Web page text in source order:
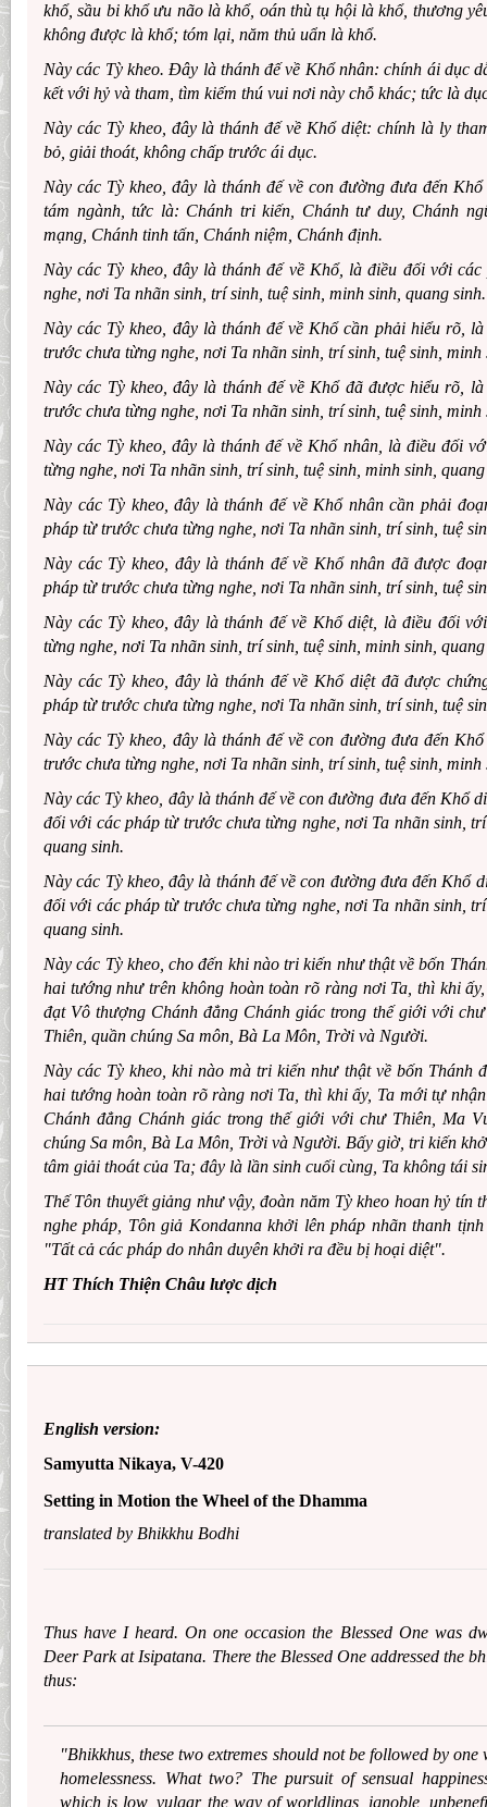
khổ, sầu bi khổ ưu não là khổ, oán thù tụ hội là khổ, thương
không được là khổ; tóm lại, năm thủ uẩn là khổ.
Này các Tỳ kheo. Ðây là thánh đế về Khổ nhân: chính ái dục
kết với hỷ và tham, tìm kiếm thú vui nơi này chỗ khác; tức là
Này các Tỳ kheo, đây là thánh đế về Khổ diệt: chính là ly
bỏ, giải thoát, không chấp trước ái dục.
Này các Tỳ kheo, đây là thánh đế về con đường đưa đến
tám ngành, tức là: Chánh tri kiến, Chánh tư duy, Chánh
mạng, Chánh tinh tấn, Chánh niệm, Chánh định.
Này các Tỳ kheo, đây là thánh đế về Khổ, là điều đối với
nghe, nơi Ta nhãn sinh, trí sinh, tuệ sinh, minh sinh, quang sinh.
Này các Tỳ kheo, đây là thánh đế về Khổ cần phải hiểu rõ,
trước chưa từng nghe, nơi Ta nhãn sinh, trí sinh, tuệ sinh, minh
Này các Tỳ kheo, đây là thánh đế về Khổ đã được hiểu rõ,
trước chưa từng nghe, nơi Ta nhãn sinh, trí sinh, tuệ sinh, minh
Này các Tỳ kheo, đây là thánh đế về Khổ nhân, là điều đối
từng nghe, nơi Ta nhãn sinh, trí sinh, tuệ sinh, minh sinh,
Này các Tỳ kheo, đây là thánh đế về Khổ nhân cần phải
pháp từ trước chưa từng nghe, nơi Ta nhãn sinh, trí sinh, tuệ
Này các Tỳ kheo, đây là thánh đế về Khổ nhân đã được
pháp từ trước chưa từng nghe, nơi Ta nhãn sinh, trí sinh, tuệ
Này các Tỳ kheo, đây là thánh đế về Khổ diệt, là điều đối
từng nghe, nơi Ta nhãn sinh, trí sinh, tuệ sinh, minh sinh,
Này các Tỳ kheo, đây là thánh đế về Khổ diệt đã được
pháp từ trước chưa từng nghe, nơi Ta nhãn sinh, trí sinh, tuệ
Này các Tỳ kheo, đây là thánh đế về con đường đưa đến
trước chưa từng nghe, nơi Ta nhãn sinh, trí sinh, tuệ sinh, minh
Này các Tỳ kheo, đây là thánh đế về con đường đưa đến Khổ
đối với các pháp từ trước chưa từng nghe, nơi Ta nhãn sinh,
quang sinh.
Này các Tỳ kheo, đây là thánh đế về con đường đưa đến Khổ
đối với các pháp từ trước chưa từng nghe, nơi Ta nhãn sinh,
quang sinh.
Này các Tỳ kheo, cho đến khi nào tri kiến như thật về bốn
hai tướng như trên không hoàn toàn rõ ràng nơi Ta, thì khi
đạt Vô thượng Chánh đẳng Chánh giác trong thế giới với
Thiên, quần chúng Sa môn, Bà La Môn, Trời và Người.
Này các Tỳ kheo, khi nào mà tri kiến như thật về bốn Thánh
hai tướng hoàn toàn rõ ràng nơi Ta, thì khi ấy, Ta mới tự
Chánh đẳng Chánh giác trong thế giới với chư Thiên, Ma
chúng Sa môn, Bà La Môn, Trời và Người. Bấy giờ, tri kiến
tâm giải thoát của Ta; đây là lần sinh cuối cùng, Ta không tái
Thế Tôn thuyết giảng như vậy, đoàn năm Tỳ kheo hoan hỷ tín
nghe pháp, Tôn giả Kondanna khởi lên pháp nhãn thanh
"Tất cả các pháp do nhân duyên khởi ra đều bị hoại diệt".
HT Thích Thiện Châu lược dịch
English version:
Samyutta Nikaya, V-420
Setting in Motion the Wheel of the Dhamma
translated by Bhikkhu Bodhi
Thus have I heard. On one occasion the Blessed One was
Deer Park at Isipatana. There the Blessed One addressed the
thus:
"Bhikkhus, these two extremes should not be followed by
homelessness. What two? The pursuit of sensual
which is low, vulgar, the way of worldlings, ignoble,